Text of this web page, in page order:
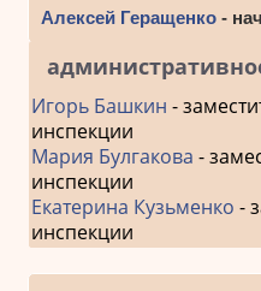
Алексей Геращенко-
Игорь Башкин -
инспекции
Мария Булгакова -
инспекции
Екатерина Кузьменко -
инспекции